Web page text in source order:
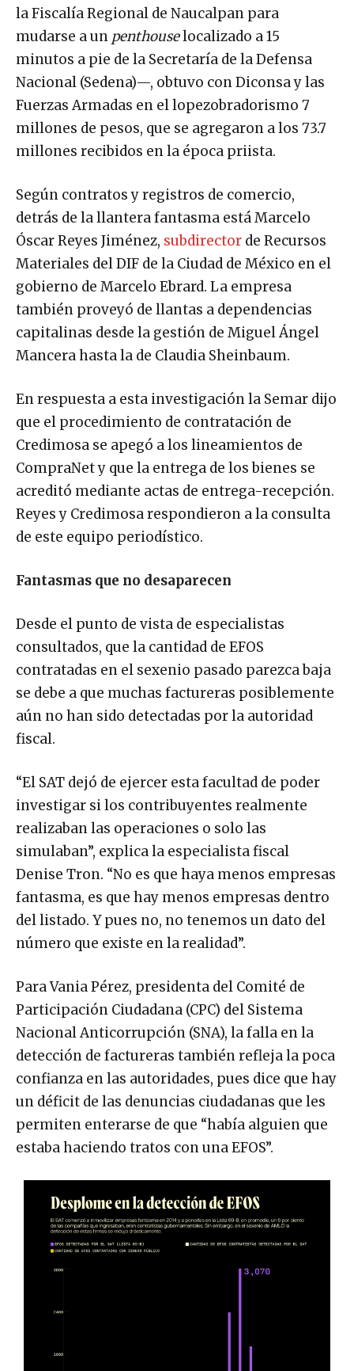
la Fiscalía Regional de Naucalpan para
mudarse a un penthouselocalizado a 15
minutos a pie de la Secretaría de la Defensa
Nacional (Sedena)—, obtuvo con Diconsa y las
Fuerzas Armadas en el lopezobradorismo 7
millones de pesos, que se agregaron a los 73.7
millones recibidos en la época priista.
Según contratos y registros de comercio,
detrás de la llantera fantasma está Marcelo
Óscar Reyes Jiménez, subdirector de Recursos
Materiales del DIF de la Ciudad de México en el
gobierno de Marcelo Ebrard. La empresa
también proveyó de llantas a dependencias
capitalinas desde la gestión de Miguel Ángel
Mancera hasta la de Claudia Sheinbaum.
En respuesta a esta investigación la Semar dijo
que el procedimiento de contratación de
Credimosa se apegó a los lineamientos de
CompraNet y que la entrega de los bienes se
acreditó mediante actas de entrega-recepción.
Reyes y Credimosa respondieron a la consulta
de este equipo periodístico.
Fantasmas que no desaparecen
Desde el punto de vista de especialistas
consultados, que la cantidad de EFOS
contratadas en el sexenio pasado parezca baja
se debe a que muchas factureras posiblemente
aún no han sido detectadas por la autoridad
fiscal.
“El SAT dejó de ejercer esta facultad de poder
investigar si los contribuyentes realmente
realizaban las operaciones o solo las
simulaban”, explica la especialista fiscal
Denise Tron. “No es que haya menos empresas
fantasma, es que hay menos empresas dentro
del listado. Y pues no, no tenemos un dato del
número que existe en la realidad”.
Para Vania Pérez, presidenta del Comité de
Participación Ciudadana (CPC) del Sistema
Nacional Anticorrupción (SNA), la falla en la
detección de factureras también refleja la poca
confianza en las autoridades, pues dice que hay
un déficit de las denuncias ciudadanas que les
permiten enterarse de que “había alguien que
estaba haciendo tratos con una EFOS”.